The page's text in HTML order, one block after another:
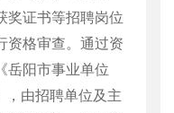
奖证书等招聘岗位
资格审查。通过资
岳阳市事业单位
，由招聘单位及主